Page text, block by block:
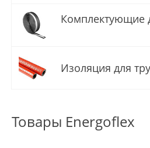
Комплектующие
Изоляция для
Товары Energoflex